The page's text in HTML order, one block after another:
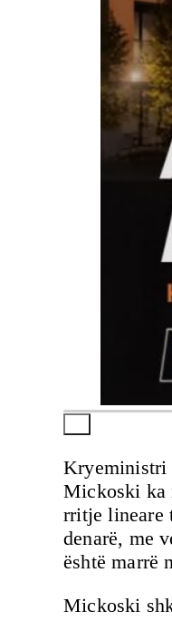
Mickoski ka
rritje lineare
denarë, me
është marrë
Mickoski